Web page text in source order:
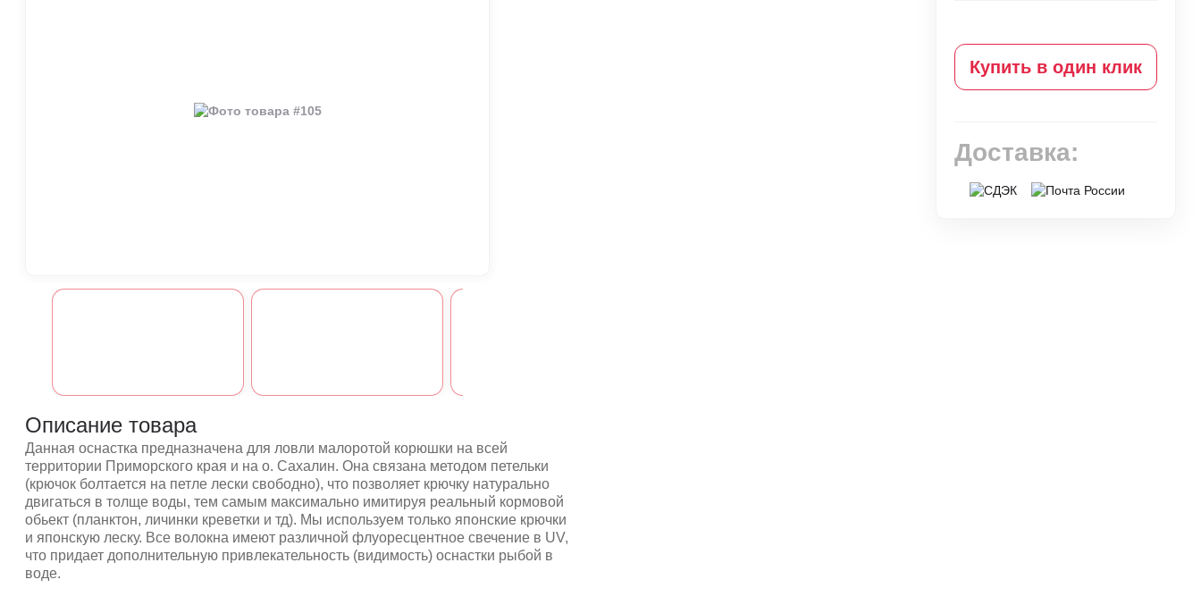
Купить в один клик
Доставка:
Описание товара
Данная оснастка предназначена для ловли малоротой корюшки на всей
территории Приморского края и на о. Сахалин. Она связана методом петельки
(крючок болтается на петле лески свободно), что позволяет крючку натурально
двигаться в толще воды, тем самым максимально имитируя реальный кормовой
обьект (планктон, личинки креветки и тд). Мы используем только японские крючки
и японскую леску. Все волокна имеют различной флуоресцентное свечение в UV,
что придает дополнительную привлекательность (видимость) оснастки рыбой в
воде.